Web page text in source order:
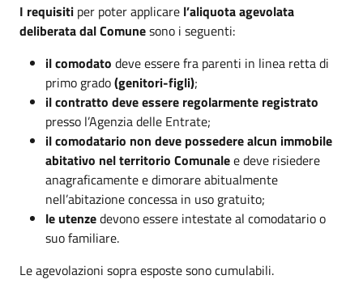
I requisiti per poter applicare l’aliquota agevolata
deliberata dal Comunesono i seguenti:
il comodato deve essere fra parenti in linea retta di
primo grado(genitori-figli);
il contratto deve essere regolarmente registrato
presso l’Agenzia delle Entrate;
il comodatario non deve possedere alcun immobile
abitativo nel territorio Comunalee deve risiedere
anagraficamente e dimorare abitualmente
nell’abitazione concessa in uso gratuito;
le utenzedevono essere intestate al comodatario o
suo familiare.
Le agevolazioni sopra esposte sono cumulabili.